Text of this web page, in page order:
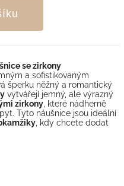
se zirkony
a sofistikovaným
šperku něžný a romantický
vytvářejí jemný, ale výrazný
zirkony , které nádherně
Tyto náušnice jsou ideální
, kdy chcete dodat